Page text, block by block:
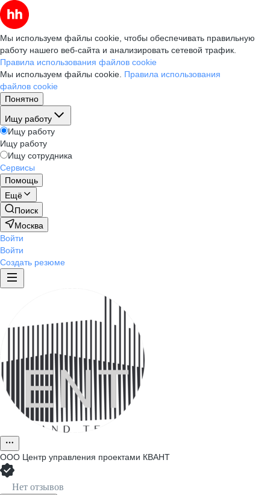
Мы используем файлы cookie, чтобы обеспечивать правильную
работу нашего веб-сайта и анализировать сетевой трафик.
Правила использования файлов cookie
Мы используем файлы cookie. Правила использования
файлов cookie
Понятно
Ищу работу
Ищу работу
Ищу работу
Ищу сотрудника
Сервисы
Помощь
Ещё
Поиск
Москва
Войти
Войти
Создать резюме
ООО Центр управления проектами КВАНТ
Нет отзывов